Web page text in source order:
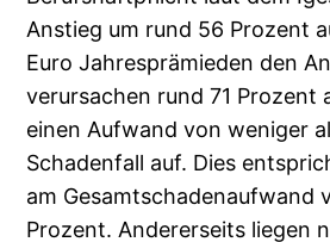
Anstieg um rund 56 Prozent
Euro Jahresprämieden den
verursachen rund 71 Prozent
einen Aufwand von weniger
Schadenfall auf. Dies
am Gesamtschadenaufwand
Prozent. Andererseits liegen